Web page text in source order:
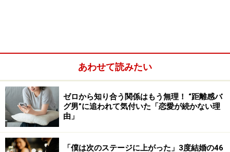
男が年上なのが当たり前、男の経済力に女が頼る方が普
通、年下の女が年上の男に従う方がうまくいく。そんな
従来の夫婦関係にとらわれている人たちがまだ多いとい
あわせて読みたい
ゼロから知り合う関係はもう無理！ “距離感バ
グ男”に追われて気付いた「恋愛が続かない理
由」
「僕は次のステージに上がった」3度結婚の46